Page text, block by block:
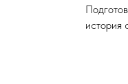
история